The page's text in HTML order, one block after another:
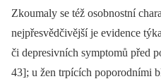
Zkoumaly se též osobnostní
nejpřesvědčivější je evidence
či depresivních symptomů před
43]; u žen trpících poporodními